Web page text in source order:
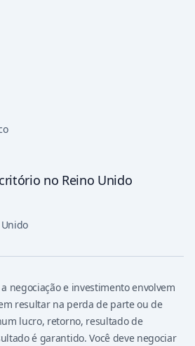
no Reino Unido
negociação e investimento envolvem
resultar na perda de parte ou de
lucro, retorno, resultado de
é garantido. Você deve negociar